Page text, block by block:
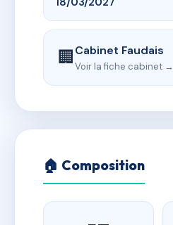
🏢Cabinet Faudais
Voir la fiche cabinet →
🏠 Composition